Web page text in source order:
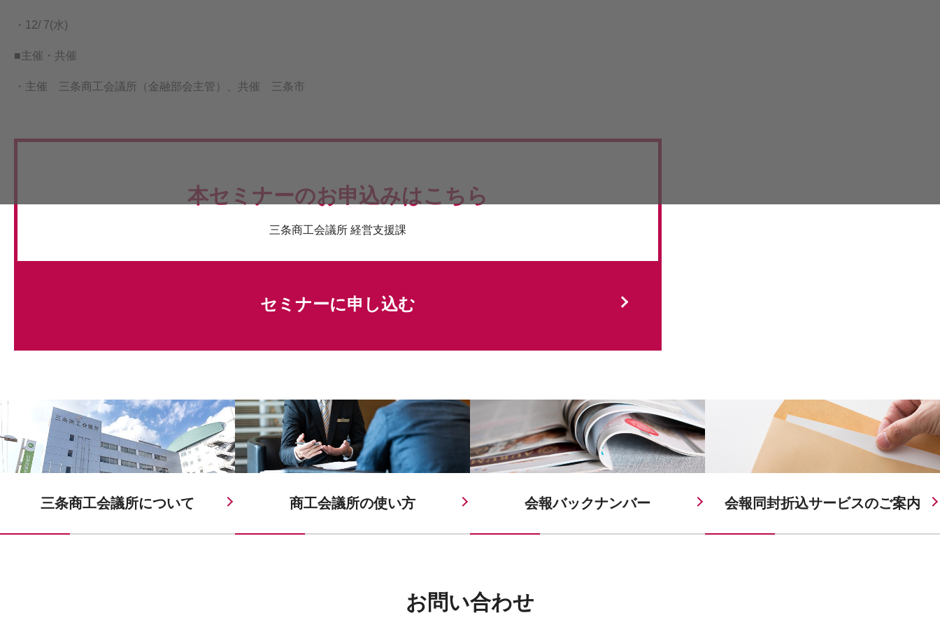
・12/ 7(水)
■主催・共催
・主催 三条商工会議所（金融部会主管）、共催 三条市
本セミナーのお申込みはこちら
三条商工会議所 経営支援課
セミナーに申し込む
三条商工会議所について 商工会議所の使い方 会報バックナンバー 会報同封折込サービスのご案内
お問い合わせ